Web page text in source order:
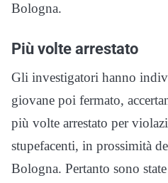
Bologna.
Più volte arrestato
Gli investigatori hanno
giovane poi fermato,
più volte arrestato per
stupefacenti, in prossimità
Bologna. Pertanto sono